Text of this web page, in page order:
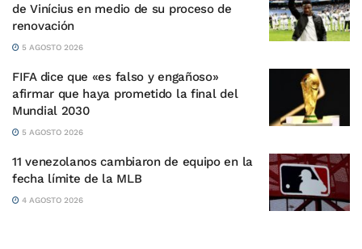
de Vinícius en medio de su proceso de
renovación
5 AGOSTO 2026
FIFA dice que «es falso y engañoso»
afirmar que haya prometido la final del
Mundial 2030
5 AGOSTO 2026
11 venezolanos cambiaron de equipo en la
fecha límite de la MLB
4 AGOSTO 2026